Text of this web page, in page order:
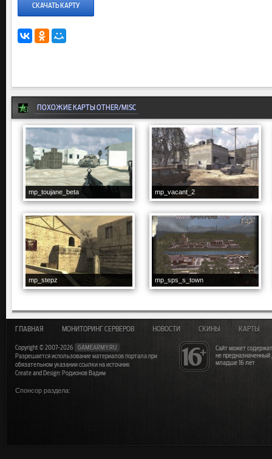
СКАЧАТЬ КАРТУ
ПОХОЖИЕ КАРТЫ OTHER/MISC
mp_toujane_beta mp_vacant_2
mp_stepz mp_sps_s_town
Сайт может
не
младше 16 лет
ГЛАВНАЯ МОНИТОРИНГ СЕРВЕРОВ НОВОСТИ СКИНЫ КАРТЫ
Copyright © 2007-2026
GAMEARMY.RU
Разрешается использование материалов портала при
обязательном указании ссылки на источник
Create and Design: Родионов Вадим
Спонсор раздела: